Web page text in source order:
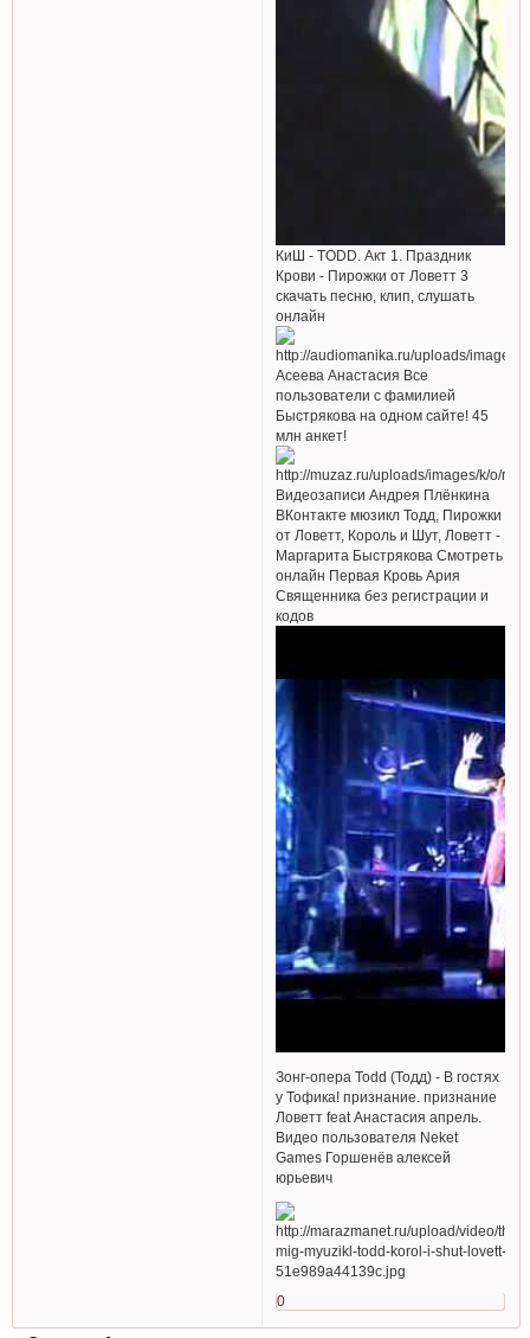
КиШ - TODD. Акт 1. Праздник
Крови - Пирожки от Ловетт 3
скачать песню, клип, слушать
онлайн
Асеева Анастасия Все
пользователи с фамилией
Быстрякова на одном сайте! 45
млн анкет!
Видеозаписи Андрея Плёнкина
ВКонтакте мюзикл Тодд, Пирожки
от Ловетт, Король и Шут, Ловетт -
Маргарита Быстрякова Cмотреть
онлайн Первая Кровь Ария
Священника без регистрации и
кодов
Зонг-опера Todd (Тодд) - В гостях
у Тофика! признание. признание
Ловетт feat Анастасия апрель.
Видео пользователя Neket
Games Горшенёв алексей
юрьевич
0